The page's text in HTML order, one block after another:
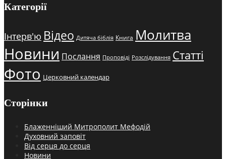
Категорії
Інтерв'ю Відео Дитяча біблія Книга Молитва
Новини Послання Проповіді Розслідування Статті
Фото Церковний календар
Сторінки
Блаженніший Митрополит Мефодій
Духовний заповіт
Від серця до серця
Новини